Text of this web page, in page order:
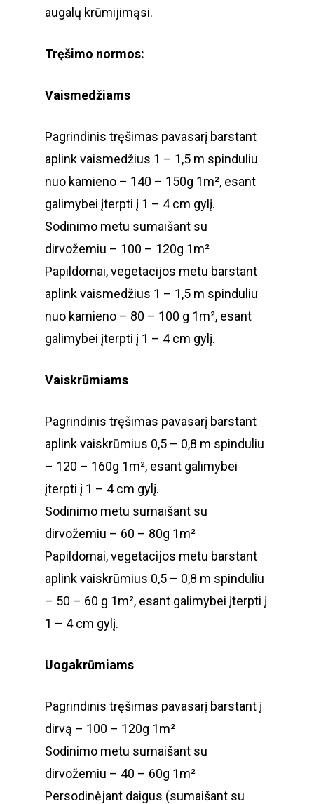
augalų krūmijimąsi.
Tręšimo normos:
Vaismedžiams
Pagrindinis tręšimas pavasarį barstant
aplink vaismedžius 1 – 1,5 m spinduliu
nuo kamieno – 140 – 150g 1m², esant
galimybei įterpti į 1 – 4 cm gylį.
Sodinimo metu sumaišant su
dirvožemiu – 100 – 120g 1m²
Papildomai, vegetacijos metu barstant
aplink vaismedžius 1 – 1,5 m spinduliu
nuo kamieno – 80 – 100 g 1m², esant
galimybei įterpti į 1 – 4 cm gylį.
Vaiskrūmiams
Pagrindinis tręšimas pavasarį barstant
aplink vaiskrūmius 0,5 – 0,8 m spinduliu
– 120 – 160g 1m², esant galimybei
įterpti į 1 – 4 cm gylį.
Sodinimo metu sumaišant su
dirvožemiu – 60 – 80g 1m²
Papildomai, vegetacijos metu barstant
aplink vaiskrūmius 0,5 – 0,8 m spinduliu
– 50 – 60 g 1m², esant galimybei įterpti į
1 – 4 cm gylį.
Uogakrūmiams
Pagrindinis tręšimas pavasarį barstant į
dirvą – 100 – 120g 1m²
Sodinimo metu sumaišant su
dirvožemiu – 40 – 60g 1m²
Persodinėjant daigus (sumaišant su